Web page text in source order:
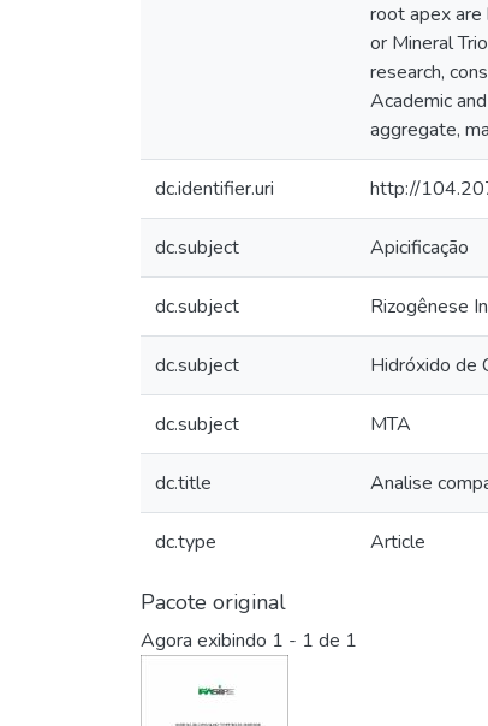
root apex
or Mineral
research,
Academic
aggregate,
dc.identifier.uri http://
dc.subject Apicificação
dc.subject Rizogênese
dc.subject Hidróxido de
dc.subject MTA
dc.title Analise
dc.type Article
Pacote original
Agora exibindo 1 - 1 de 1